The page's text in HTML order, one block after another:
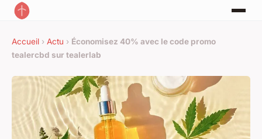
Accueil › Actu › Économisez 40% avec le code promo
tealercbd sur tealerlab